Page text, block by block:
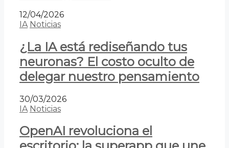
12/04/2026
IA Noticias
¿La IA está rediseñando tus
neuronas? El costo oculto de
delegar nuestro pensamiento
30/03/2026
IA Noticias
OpenAI revoluciona el